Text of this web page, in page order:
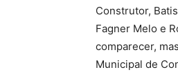
Construtor,
Fagner Melo e
comparecer,
Municipal de